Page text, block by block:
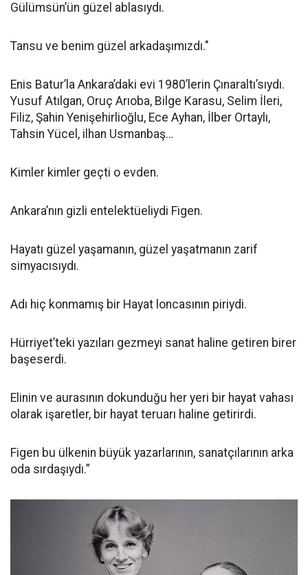
Gülümsün’ün güzel ablasıydı.
Tansu ve benim güzel arkadaşımızdı."
Enis Batur’la Ankara’daki evi 1980’lerin Çınaraltı’sıydı.
Yusuf Atılgan, Oruç Arıoba, Bilge Karasu, Selim İleri,
Filiz, Şahin Yenişehirlioğlu, Ece Ayhan, İlber Ortaylı,
Tahsin Yücel, ilhan Usmanbaş…
Kimler kimler geçti o evden.
Ankara’nın gizli entelektüeliydi Figen.
Hayatı güzel yaşamanın, güzel yaşatmanın zarif
simyacısıydı.
Adı hiç konmamış bir Hayat loncasının piriydi.
Hürriyet’teki yazıları gezmeyi sanat haline getiren birer
başeserdi.
Elinin ve aurasının dokunduğu her yeri bir hayat vahası
olarak işaretler, bir hayat teruarı haline getirirdi.
Figen bu ülkenin büyük yazarlarının, sanatçılarının arka
oda sırdaşıydı.”